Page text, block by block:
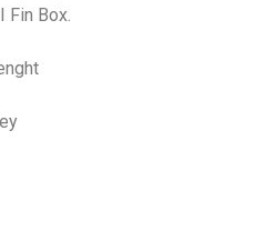
Fin Box.